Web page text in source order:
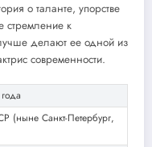
о таланте, упорстве
стремление к
делают ее одной из
современности.
(ныне Санкт-Петербург,